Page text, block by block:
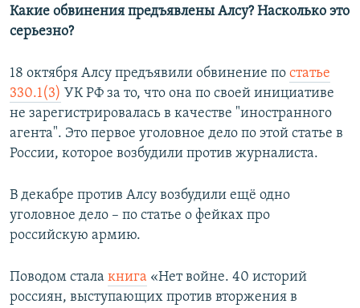
Какие обвинения предъявлены Алсу? Насколько это
серьезно?
18 октября Алсу предъявили обвинение по статье
330.1(3) УК РФ за то, что она по своей инициативе
не зарегистрировалась в качестве "иностранного
агента". Это первое уголовное дело по этой статье в
России, которое возбудили против журналиста.
В декабре против Алсу возбудили ещё одно
уголовное дело – по статье о фейках про
российскую армию.
Поводом стала книга «Нет войне. 40 историй
россиян, выступающих против вторжения в